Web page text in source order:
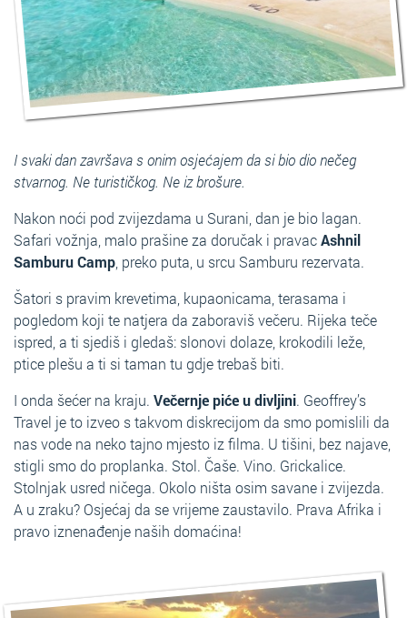
I svaki dan završava s onim osjećajem da si bio dio nečeg
stvarnog. Ne turističkog. Ne iz brošure.
Nakon noći pod zvijezdama u Surani, dan je bio lagan.
Safari vožnja, malo prašine za doručak i pravacAshnil
Samburu Camp, preko puta, u srcu Samburu rezervata.
Šatori s pravim krevetima, kupaonicama, terasama i
pogledom koji te natjera da zaboraviš večeru. Rijeka teče
ispred, a ti sjediš i gledaš: slonovi dolaze, krokodili leže,
ptice plešu a ti si taman tu gdje trebaš biti.
I onda šećer na kraju. Večernje piće u divljini. Geoffrey’s
Travel je to izveo s takvom diskrecijom da smo pomislili da
nas vode na neko tajno mjesto iz filma. U tišini, bez najave,
stigli smo do proplanka. Stol. Čaše. Vino. Grickalice.
Stolnjak usred ničega. Okolo ništa osim savane i zvijezda.
A u zraku? Osjećaj da se vrijeme zaustavilo. Prava Afrika i
pravo iznenađenje naših domaćina!